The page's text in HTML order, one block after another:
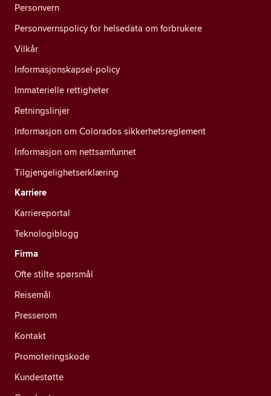
Personvern
Personvernspolicy for helsedata om forbrukere
Vilkår
Informasjonskapsel-policy
Immaterielle rettigheter
Retningslinjer
Informasjon om Colorados sikkerhetsreglement
Informasjon om nettsamfunnet
Tilgjengelighetserklæring
Karriere
Karriereportal
Teknologiblogg
Firma
Ofte stilte spørsmål
Reisemål
Presserom
Kontakt
Promoteringskode
Kundestøtte